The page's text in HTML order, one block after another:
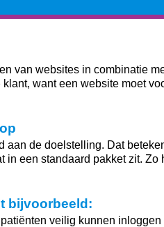
van websites in combinatie
want een website moet
aan de doelstelling. Dat
in een standaard pakket zit.
bijvoorbeeld:
veilig kunnen inloggen